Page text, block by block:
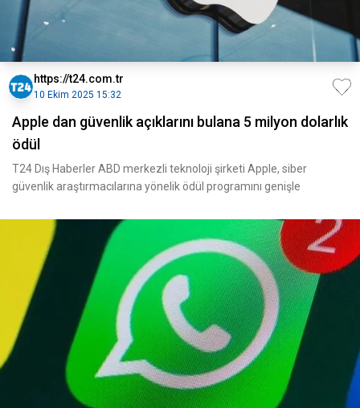
https://t24.com.tr
10 Ekim 2025 15:32
Apple dan güvenlik açıklarını bulana 5 milyon dolarlık
ödül
T24 Dış Haberler ABD merkezli teknoloji şirketi Apple, siber
güvenlik araştırmacılarına yönelik ödül programını genişle